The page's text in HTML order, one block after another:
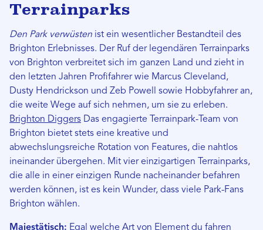
Terrainparks
Den Park verwüsten ist ein wesentlicher Bestandteil des
Brighton Erlebnisses. Der Ruf der legendären Terrainparks
von Brighton verbreitet sich im ganzen Land und zieht in
den letzten Jahren Profifahrer wie Marcus Cleveland,
Dusty Hendrickson und Zeb Powell sowie Hobbyfahrer an,
die weite Wege auf sich nehmen, um sie zu erleben.
Brighton Diggers Das engagierte Terrainpark-Team von
Brighton bietet stets eine kreative und
abwechslungsreiche Rotation von Features, die nahtlos
ineinander übergehen. Mit vier einzigartigen Terrainparks,
die alle in einer einzigen Runde nacheinander befahren
werden können, ist es kein Wunder, dass viele Park-Fans
Brighton wählen.
Majestätisch: Egal welche Art von Element du fahren